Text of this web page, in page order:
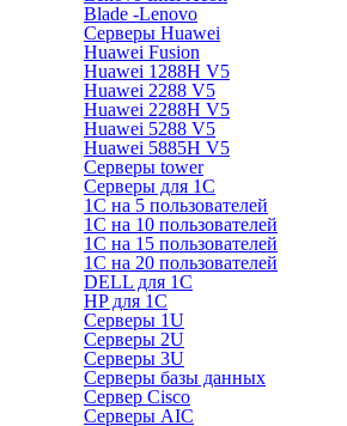
Blade -Lenovo
Серверы Huawei
Huawei Fusion
Huawei 1288H V5
Huawei 2288 V5
Huawei 2288H V5
Huawei 5288 V5
Huawei 5885H V5
Серверы tower
Серверы для 1C
1С на 5 пользователей
1С на 10 пользователей
1С на 15 пользователей
1С на 20 пользователей
DELL для 1С
HP для 1С
Серверы 1U
Серверы 2U
Серверы 3U
Серверы базы данных
Сервер Cisco
Серверы AIC